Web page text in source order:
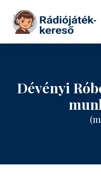
Tovább a tartalomhoz
Dévényi